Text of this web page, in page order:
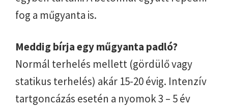
fog a műgyanta is.
Meddig bírja egy műgyanta padló?
Normál terhelés mellett (gördülő vagy
statikus terhelés) akár 15-20 évig. Intenzív
tartgoncázás esetén a nyomok 3 – 5 év